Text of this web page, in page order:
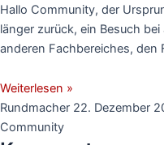
Hallo Community, der
länger zurück, ein Besuch
anderen Fachbereiches, den
Weiterlesen »
Rundmacher 22. Dezember
Community